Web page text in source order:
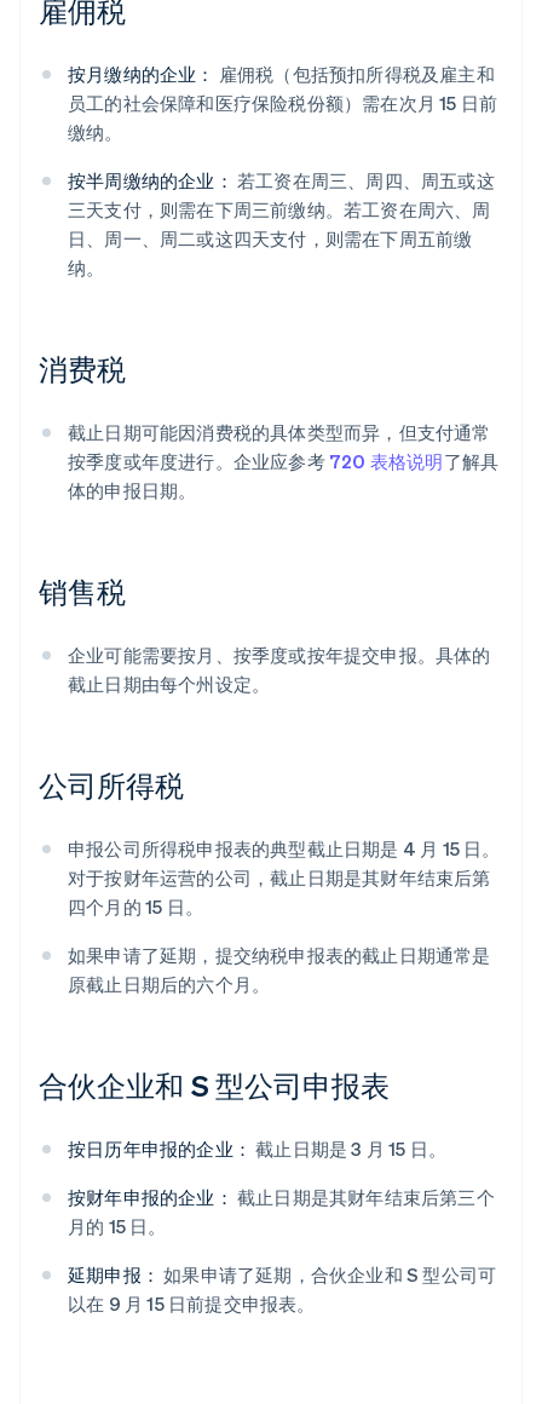
雇佣税
按月缴纳的企业： 雇佣税（包括预扣所得税及雇主和
员工的社会保障和医疗保险税份额）需在次月 15 日前
缴纳。
按半周缴纳的企业： 若工资在周三、周四、周五或这
三天支付，则需在下周三前缴纳。若工资在周六、周
日、周一、周二或这四天支付，则需在下周五前缴
纳。
消费税
截止日期可能因消费税的具体类型而异，但支付通常
按季度或年度进行。企业应参考 720 表格说明了解具
体的申报日期。
销售税
企业可能需要按月、按季度或按年提交申报。具体的
截止日期由每个州设定。
公司所得税
申报公司所得税申报表的典型截止日期是 4 月 15 日。
对于按财年运营的公司，截止日期是其财年结束后第
四个月的 15 日。
如果申请了延期，提交纳税申报表的截止日期通常是
原截止日期后的六个月。
合伙企业和 S 型公司申报表
按日历年申报的企业： 截止日期是 3 月 15 日。
按财年申报的企业： 截止日期是其财年结束后第三个
月的 15 日。
延期申报： 如果申请了延期，合伙企业和 S 型公司可
以在 9 月 15 日前提交申报表。